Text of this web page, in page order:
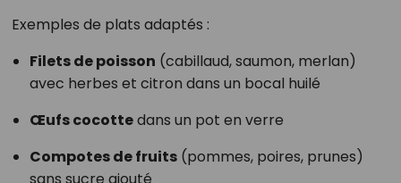
Exemples de plats adaptés :
Filets de poisson (cabillaud, saumon, merlan)
avec herbes et citron dans un bocal huilé
Œufs cocottedans un pot en verre
Compotes de fruits(pommes, poires, prunes)